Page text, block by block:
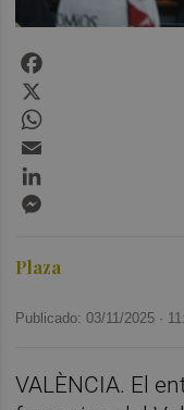
Plaza
Publicado: 03/11/2025 ·
VALÈNCIA. El